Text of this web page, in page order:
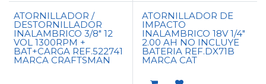
ATORNILLADOR /
DESTORNILLADOR
INALAMBRICO 3/8" 12
VOL 1300RPM +
BAT+CARGA REF.522741
MARCA CRAFTSMAN
ATORNILLADOR DE
IMPACTO
INALAMBRICO 18V 1/4"
2.00 AH NO INCLUYE
BATERIA REF.DX71B
MARCA CAT